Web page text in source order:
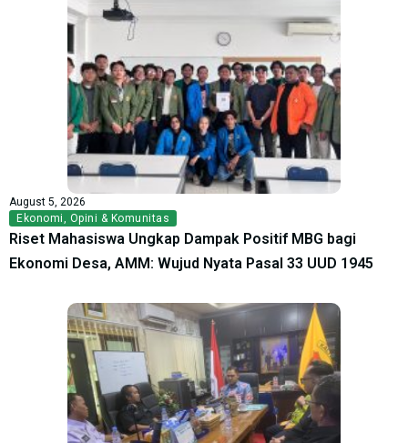
August 5, 2026
Ekonomi, Opini & Komunitas
Riset Mahasiswa Ungkap Dampak Positif MBG bagi
Ekonomi Desa, AMM: Wujud Nyata Pasal 33 UUD 1945